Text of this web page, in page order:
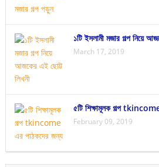
১টি ইসলামী মজার গল্প নিয়ে
March 17, 2019
৫টি শিক্ষামূলক গল্প
February 09, 2019